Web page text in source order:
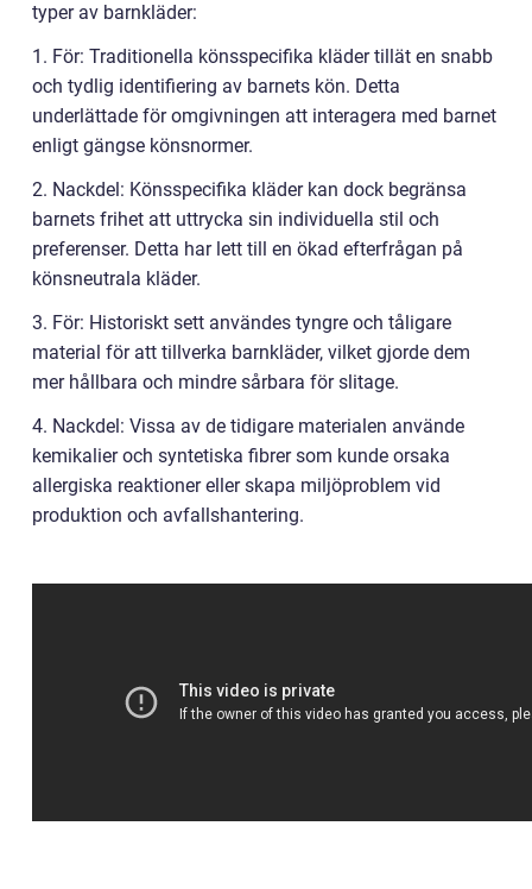
typer av barnkläder:
1. För: Traditionella könsspecifika kläder tillät en snabb
och tydlig identifiering av barnets kön. Detta
underlättade för omgivningen att interagera med barnet
enligt gängse könsnormer.
2. Nackdel: Könsspecifika kläder kan dock begränsa
barnets frihet att uttrycka sin individuella stil och
preferenser. Detta har lett till en ökad efterfrågan på
könsneutrala kläder.
3. För: Historiskt sett användes tyngre och tåligare
material för att tillverka barnkläder, vilket gjorde dem
mer hållbara och mindre sårbara för slitage.
4. Nackdel: Vissa av de tidigare materialen använde
kemikalier och syntetiska fibrer som kunde orsaka
allergiska reaktioner eller skapa miljöproblem vid
produktion och avfallshantering.